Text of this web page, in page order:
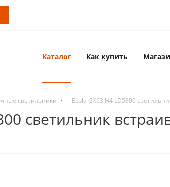
Каталог Как купить
светильники - Ecola GX53 H4 LD5300
светильник